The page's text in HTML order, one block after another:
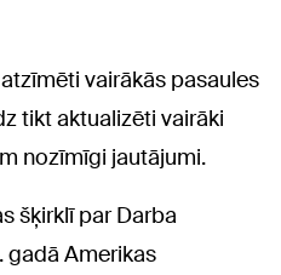
vairākās pasaules
tikt aktualizēti vairāki
nozīmīgi jautājumi.
šķirklī par Darba
gadā Amerikas